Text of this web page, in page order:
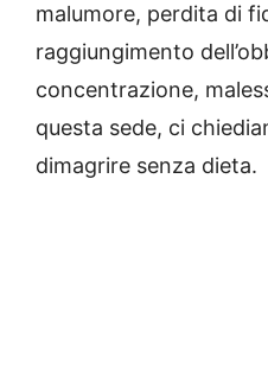
malumore, perdita di
raggiungimento
concentrazione,
questa sede, ci
dimagrire senza dieta.